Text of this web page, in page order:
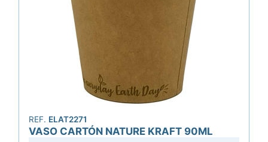
REF. ELAT2271
VASO CARTÓN NATURE KRAFT 90ML